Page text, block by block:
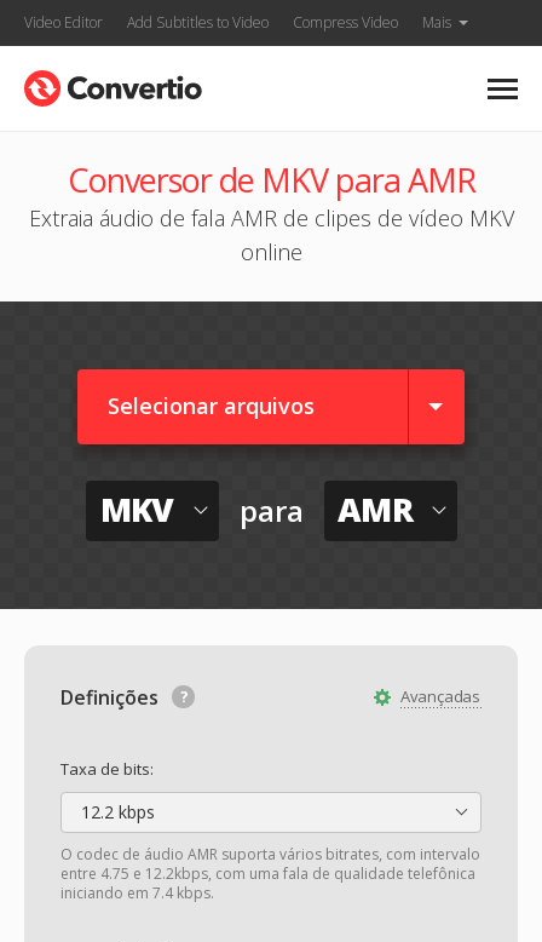
Video Editor Add Subtitles to Video Compress Video Mais
Conversor de MKV para AMR
Extraia áudio de fala AMR de clipes de vídeo MKV
online
Selecionar arquivos
MKV para AMR
Avançadas
Definições
Taxa de bits:
12.2 kbps
O codec de áudio AMR suporta vários bitrates, com intervalo
entre 4.75 e 12.2kbps, com uma fala de qualidade telefônica
iniciando em 7.4 kbps.